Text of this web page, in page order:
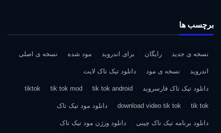
برچسب ها
نسخه ی جدید رایگان برای اندروید مود شده نسخه ی اصلی
اندروید نسخه ی مود دانلود تیک تاک لایت
دانلود تیک تاک فارسروید tik tok android
tik tok mod
tiktok
tik tok
download video tik tok دانلود مود تیک تاک
دانلود برنامه تیک تاک چینی دانلود ورژن مود تیک تاک